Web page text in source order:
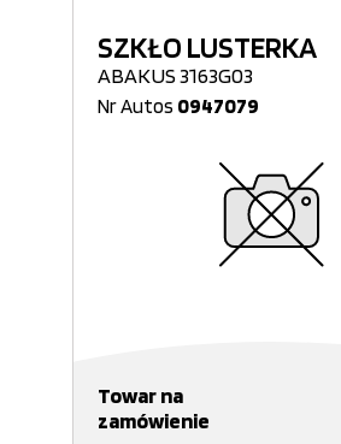
SZKŁO LUSTERKA
ABAKUS 3163G03
Nr Autos 0947079
Towar na
zamówienie